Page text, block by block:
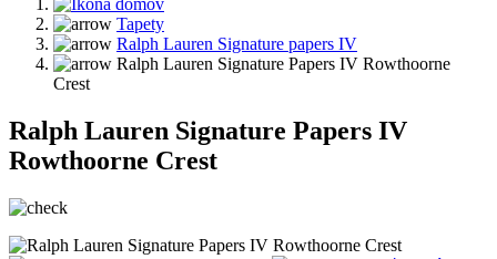
Tapety
Ralph Lauren Signature papers IV
Ralph Lauren Signature Papers IV Rowthoorne
Crest
Ralph Lauren Signature Papers IV
Rowthoorne Crest